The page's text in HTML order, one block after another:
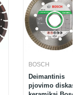
BOSCH
Deimantinis
pjovimo diskas